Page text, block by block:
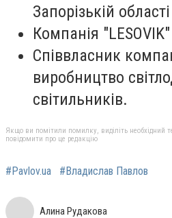
Запорізькій області
Компанія
Співвласник
виробництво
світильників.
Якщо ви помітили помилку, виділіть необхідний
повідомити про це редакцію
#Pavlov.ua #Владислав Павлов
Алина Рудакова